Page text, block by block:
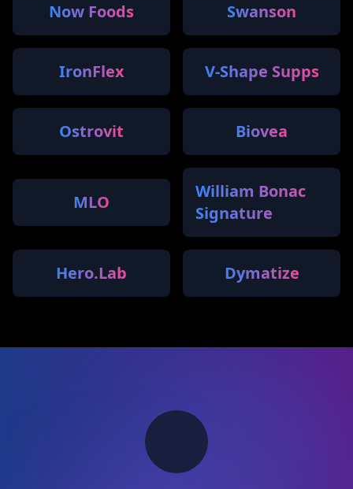
Now Foods Swanson
IronFlex V-Shape Supps
Ostrovit Biovea
MLO
William Bonac
Signature
Hero.Lab Dymatize